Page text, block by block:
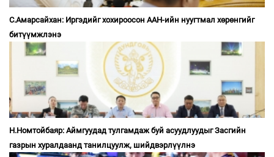
С.Амарсайхан: Иргэдийг хохироосон ААН-ийн нуугтмал хөрөнгийг
битүүмжлэнэ
Н.Номтойбаяр: Аймгуудад тулгамдаж буй асуудлуудыг Засгийн
газрын хуралдаанд танилцуулж, шийдвэрлүүлнэ